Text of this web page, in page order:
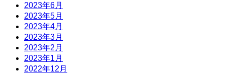
2023年6月
2023年5月
2023年4月
2023年3月
2023年2月
2023年1月
2022年12月